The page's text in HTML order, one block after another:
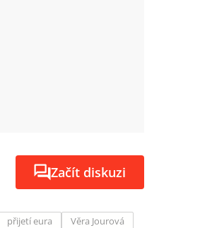
Začít diskuzi
přijetí eura Věra Jourová